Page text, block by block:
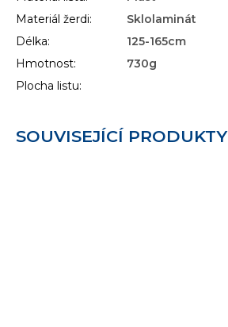
Materiál žerdi:
Sklolaminát
Délka:
125-165cm
Hmotnost:
730g
Plocha listu:
SOUVISEJÍCÍ PRODUKTY